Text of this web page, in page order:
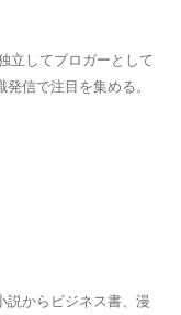
立してブロガーとして
信で注目を集める。
説からビジネス書、漫